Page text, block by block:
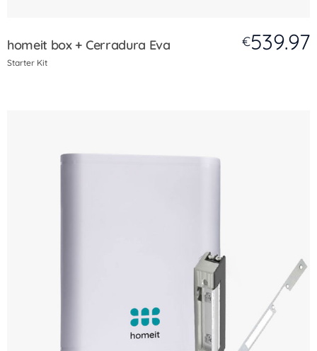
homeit box + Cerradura Eva €539.97
Starter Kit